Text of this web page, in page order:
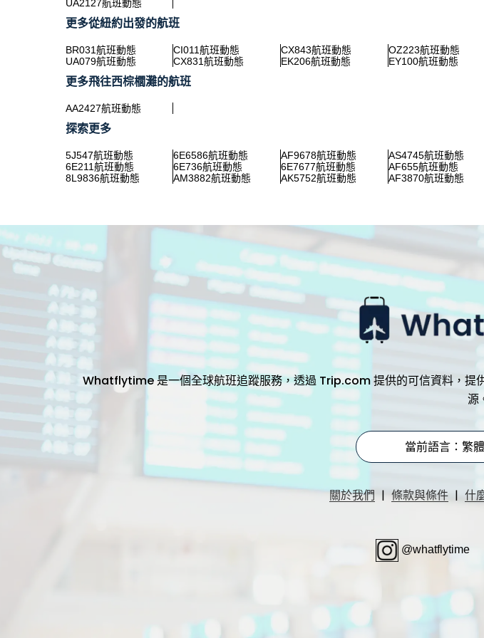
UA2127航班動態
更多從紐約出發的航班
BR031航班動態 CI011航班動態 CX843航班動態 OZ223航班動態
UA079航班動態
CX831航班動態 EK206航班動態 EY100航班動態
更多飛往西棕櫚灘的航班
AA2427航班動態
探索更多
5J547航班動態 6E6586航班動態 AF9678航班動態 AS4745航班動態
6E211航班動態
6E736航班動態 6E7677航班動態 AF655航班動態
8L9836航班動態
AM3882航班動態 AK5752航班動態 AF3870航班動態
Whatflytime 是一個全球航班追蹤服務，透過 Trip.com 提供的可信資料，提
源
當前語言：繁
關於我們 | 條款與條件 | 什
@whatflytime